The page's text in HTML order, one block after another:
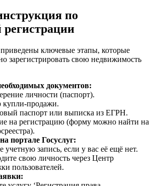
по
регистрации
ключевые этапы, которые
зарегистрировать свою недвижимость
документов:
личности (паспорт).
купли-продажи.
паспорт или выписка из ЕГРН.
на регистрацию (форму можно найти на
портале Госуслуг:
учетную запись, если у вас её ещё нет.
свою личность через Центр
пользователей.